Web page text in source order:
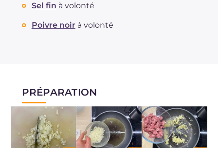
Sel fin à volonté
Poivre noir à volonté
PRÉPARATION